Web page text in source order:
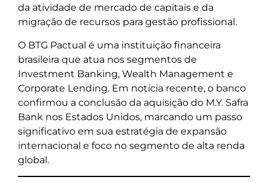
da atividade de mercado de capitais e da
migração de recursos para gestão profissional.
O BTG Pactual é uma instituição financeira
brasileira que atua nos segmentos de
Investment Banking, Wealth Management e
Corporate Lending. Em notícia recente, o banco
confirmou a conclusão da aquisição do M.Y. Safra
Bank nos Estados Unidos, marcando um passo
significativo em sua estratégia de expansão
internacional e foco no segmento de alta renda
global.